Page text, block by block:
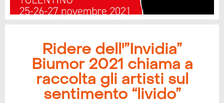
Ridere dell'”Invidia”
Biumor 2021 chiama a
raccolta gli artisti sul
sentimento “livido”